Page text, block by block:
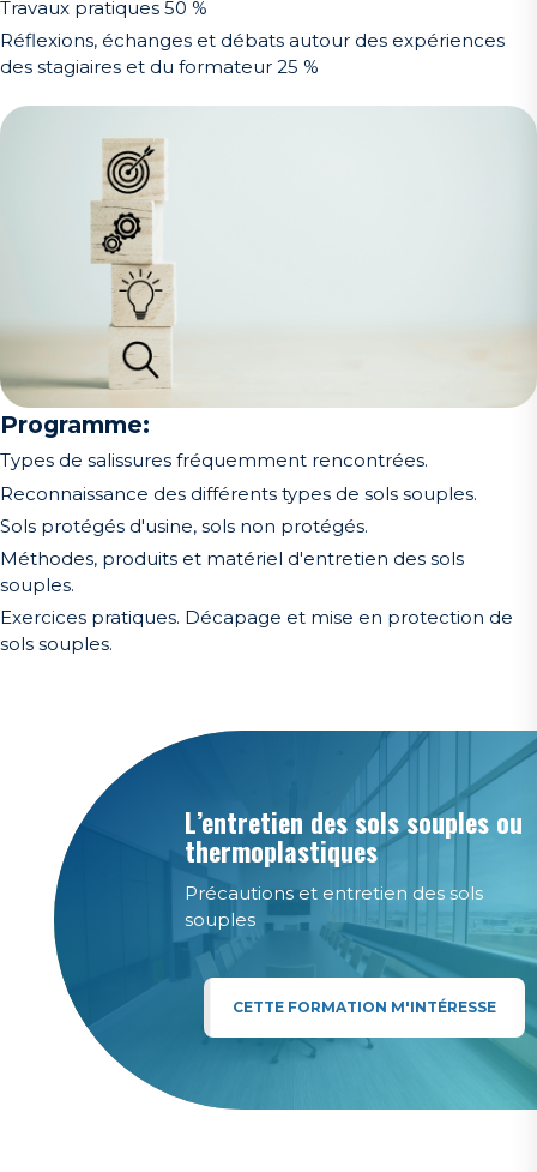
Travaux pratiques 50 %
Réflexions, échanges et débats autour des expériences
des stagiaires et du formateur 25 %
Programme:
Types de salissures fréquemment rencontrées.
Reconnaissance des différents types de sols souples.
Sols protégés d'usine, sols non protégés.
Méthodes, produits et matériel d'entretien des sols
souples.
Exercices pratiques. Décapage et mise en protection de
sols souples.
L’entretien des sols souples ou
thermoplastiques
Précautions et entretien des sols
souples
CETTE FORMATION M'INTÉRESSE